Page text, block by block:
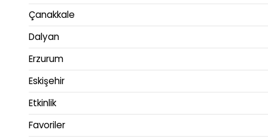
Çanakkale
Dalyan
Erzurum
Eskişehir
Etkinlik
Favoriler